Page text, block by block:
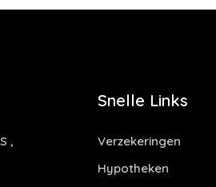
,
Snelle Links
Verzekeringen
Hypotheken